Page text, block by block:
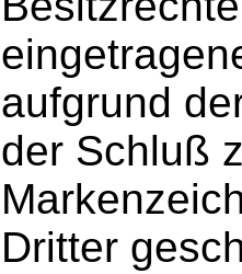
aufgrund
der Schluß
Dritter